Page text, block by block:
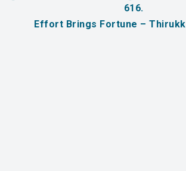
616.
Effort Brings Fortune –